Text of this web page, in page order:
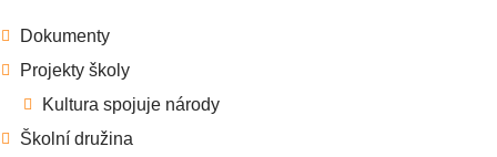
Dokumenty
Projekty školy
Kultura spojuje národy
Školní družina